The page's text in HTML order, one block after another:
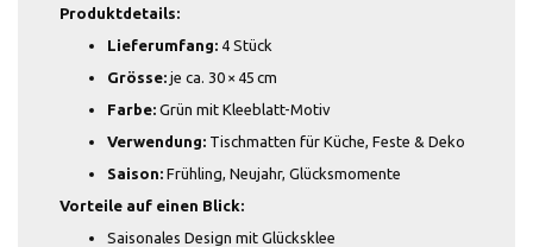
Produktdetails:
Lieferumfang: 4 Stück
Grösse: je ca. 30 × 45 cm
Farbe: Grün mit Kleeblatt-Motiv
Verwendung: Tischmatten für Küche, Feste & Deko
Saison: Frühling, Neujahr, Glücksmomente
Vorteile auf einen Blick:
Saisonales Design mit Glücksklee